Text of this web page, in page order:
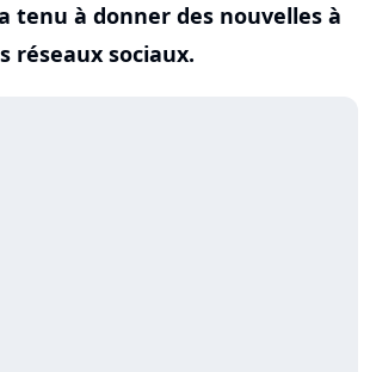
tenu à donner des nouvelles à
réseaux sociaux.